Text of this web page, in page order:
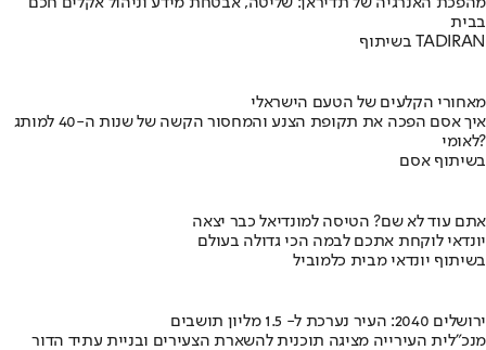
בבית
בשיתוף TADIRAN
מאחורי הקלעים של הטעם הישראלי
איך אסם הפכה את תקופת הצנע והמחסור הקשה של שנות ה-40 למותג
לאומי?
בשיתוף אסם
אתם עוד לא שם? הטיסה למונדיאל כבר יצאה
יונדאי לוקחת אתכם לבמה הכי גדולה בעולם
בשיתוף יונדאי מבית כלמוביל
ירושלים 2040: העיר נערכת ל- 1.5 מליון תושבים
מנכ"לית העירייה מציגה תוכנית להשארת הצעירים ובניית עתיד הדור